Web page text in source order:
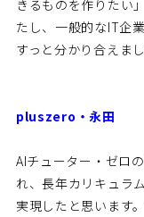
きるものを作りたい
たし、一般的なIT企
すっと分かり合えまし
pluszero・永田
AIチューター・ゼロ
れ、長年カリキュラ
実現したと思います